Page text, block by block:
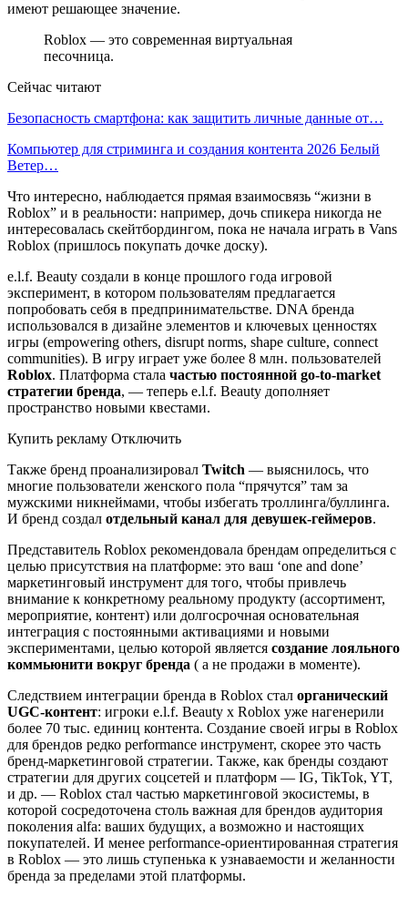
имеют решающее значение.
Roblox — это современная виртуальная
песочница.
Сейчас читают
Безопасность смартфона: как защитить личные данные от…
Компьютер для стриминга и создания контента 2026 Белый
Ветер…
Что интересно, наблюдается прямая взаимосвязь “жизни в
Roblox” и в реальности: например, дочь спикера никогда не
интересовалась скейтбордингом, пока не начала играть в Vans
Roblox (пришлось покупать дочке доску).
e.l.f. Beauty создали в конце прошлого года игровой
эксперимент, в котором пользователям предлагается
попробовать себя в предпринимательстве. DNA бренда
использовался в дизайне элементов и ключевых ценностях
игры (empowering others, disrupt norms, shape culture, connect
communities). В игру играет уже более 8 млн. пользователей
Roblox. Платформа стала частью постоянной go-to-market
стратегии бренда, — теперь e.l.f. Beauty дополняет
пространство новыми квестами.
Купить рекламу Отключить
Также бренд проанализировал Twitch — выяснилось, что
многие пользователи женского пола “прячутся” там за
мужскими никнеймами, чтобы избегать троллинга/буллинга.
И бренд создал отдельный канал для девушек-геймеров.
Представитель Roblox рекомендовала брендам определиться с
целью присутствия на платформе: это ваш ‘one and done’
маркетинговый инструмент для того, чтобы привлечь
внимание к конкретному реальному продукту (ассортимент,
мероприятие, контент) или долгосрочная основательная
интеграция с постоянными активациями и новыми
экспериментами, целью которой является создание лояльного
коммьюнити вокруг бренда ( а не продажи в моменте).
Следствием интеграции бренда в Roblox стал органический
UGC-контент: игроки e.l.f. Beauty х Roblox уже нагенерили
более 70 тыс. единиц контента. Создание своей игры в Roblox
для брендов редко performance инструмент, скорее это часть
бренд-маркетинговой стратегии. Также, как бренды создают
стратегии для других соцсетей и платформ — IG, TikTok, YT,
и др. — Roblox стал частью маркетинговой экосистемы, в
которой сосредоточена столь важная для брендов аудитория
поколения alfa: ваших будущих, а возможно и настоящих
покупателей. И менее performance-ориентированная стратегия
в Roblox — это лишь ступенька к узнаваемости и желанности
бренда за пределами этой платформы.